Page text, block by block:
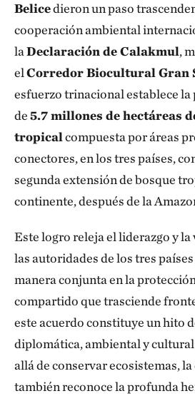
Belicedieron un paso
cooperación ambiental
laDeclaración de Calakmul,
elCorredor Biocultural Gran
esfuerzo trinacional establece la
de5.7 millones de hectáreas
tropicalcompuesta por áreas
conectores, en los tres países,
segunda extensión de bosque
continente, después de la
Este logro releja el liderazgo y
las autoridades de los tres
manera conjunta en la
compartido que trasciende
este acuerdo constituye un hito
diplomática, ambiental y
allá de conservar ecosistemas,
también reconoce la profunda